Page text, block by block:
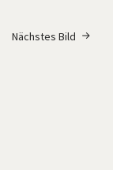
Nächstes Bild